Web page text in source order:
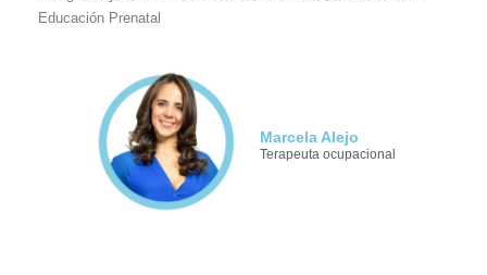
Educación Prenatal
Marcela Alejo
Terapeuta ocupacional